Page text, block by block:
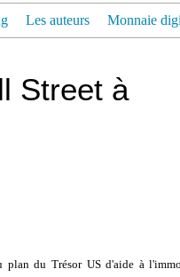
Les auteurs Monnaie
Street à
plan du Trésor US d'aide à